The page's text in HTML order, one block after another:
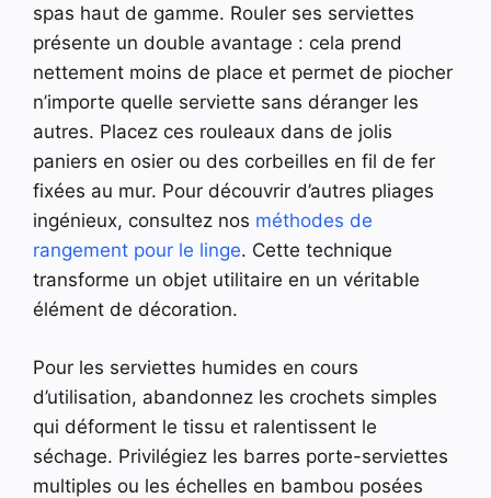
spas haut de gamme. Rouler ses serviettes
présente un double avantage : cela prend
nettement moins de place et permet de piocher
n’importe quelle serviette sans déranger les
autres. Placez ces rouleaux dans de jolis
paniers en osier ou des corbeilles en fil de fer
fixées au mur. Pour découvrir d’autres pliages
ingénieux, consultez nos méthodes de
rangement pour le linge. Cette technique
transforme un objet utilitaire en un véritable
élément de décoration.
Pour les serviettes humides en cours
d’utilisation, abandonnez les crochets simples
qui déforment le tissu et ralentissent le
séchage. Privilégiez les barres porte-serviettes
multiples ou les échelles en bambou posées